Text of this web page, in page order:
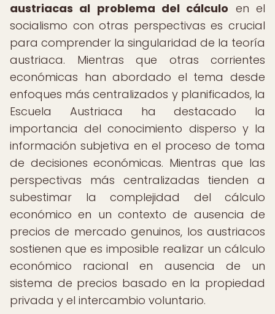
austriacas al problema del cálculo en el
socialismo con otras perspectivas es crucial
para comprender la singularidad de la teoría
austriaca. Mientras que otras corrientes
económicas han abordado el tema desde
enfoques más centralizados y planificados, la
Escuela Austriaca ha destacado la
importancia del conocimiento disperso y la
información subjetiva en el proceso de toma
de decisiones económicas. Mientras que las
perspectivas más centralizadas tienden a
subestimar la complejidad del cálculo
económico en un contexto de ausencia de
precios de mercado genuinos, los austriacos
sostienen que es imposible realizar un cálculo
económico racional en ausencia de un
sistema de precios basado en la propiedad
privada y el intercambio voluntario.